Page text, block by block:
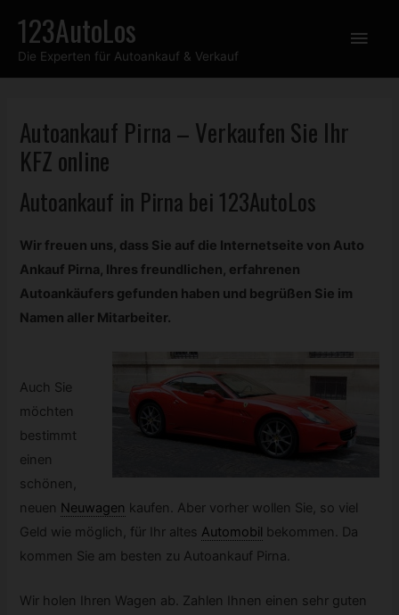
Inhalt
springen
123AutoLos
Die Experten für Autoankauf & Verkauf
Autoankauf Pirna – Verkaufen Sie Ihr
KFZonline
Autoankauf in Pirna bei 123AutoLos
Wir freuen uns, dass Sie auf die Internetseite von Auto
Ankauf Pirna, Ihres freundlichen, erfahrenen
Autoankäufers gefunden haben und begrüßen Sie im
Namen aller Mitarbeiter.
Auch Sie
möchten
bestimmt
einen
schönen,
neuen Neuwagen kaufen. Aber vorher wollen Sie, so viel
Geld wie möglich, für Ihr altes Automobil bekommen. Da
kommen Sie am besten zu Autoankauf Pirna.
Wir holen Ihren Wagen ab. Zahlen Ihnen einen sehr guten